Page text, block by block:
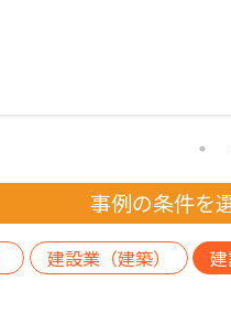
事例の条件を
建設業（建築） 建